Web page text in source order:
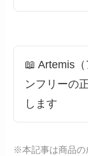
📖 Artemis
ンフリーの
します
※本記事は商品の